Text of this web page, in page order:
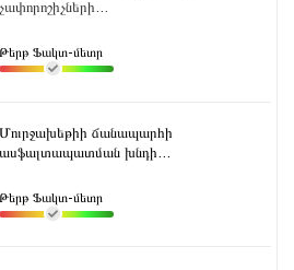
չափորոշիչների...
Թերթ Ֆակտ-մետր
Մուրջախեթիի ճանապարհի
ասֆալտապատման խնդի...
Թերթ Ֆակտ-մետր